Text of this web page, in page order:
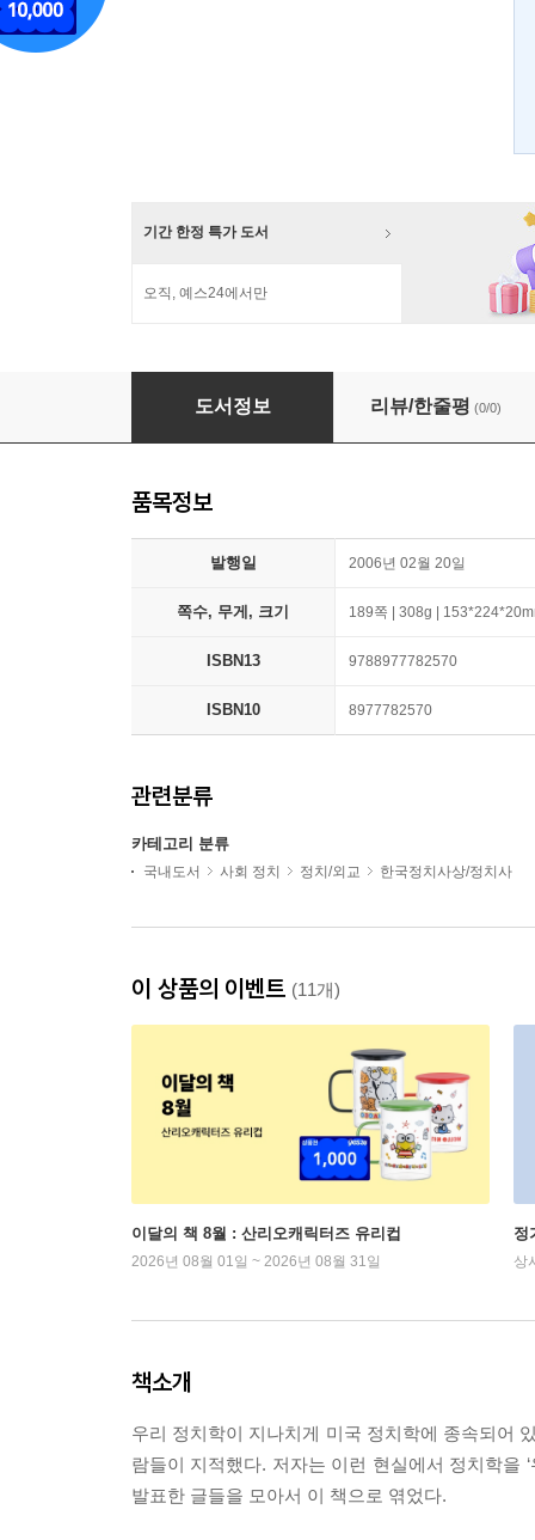
기간 한정 특가 도서
오직, 예스24에서만
우리 정치학 어떻게 하나
도서정보 리뷰/한줄평 (0/0)
품목정보
발행일 2006년 02월 20일
쪽수, 무게, 크기 189쪽 | 308g |
ISBN13 9788977782570
ISBN10 8977782570
관련분류
카테고리 분류
국내도서 사회 정치 정치/외교 한국정치사상/정치사
이 상품의 이벤트 (11개)
이달의 책 8월 : 산리오캐릭터즈 유리컵
2026년 08월 01일 ~ 2026년 08월 31일
정
상
책소개
우리 정치학이 지나치게 미국 정치학에 종속되어
람들이 지적했다. 저자는 이런 현실에서 정치학을
발표한 글들을 모아서 이 책으로 엮었다.